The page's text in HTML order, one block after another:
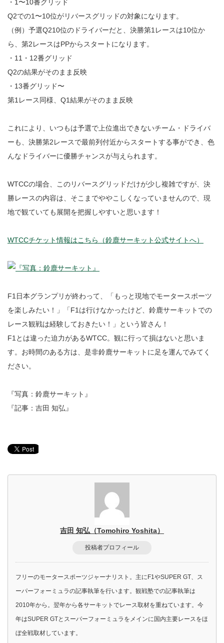
・1〜10番グリッド
Q2での1〜10位がリバースグリッドの対象になります。
（例）予選Q210位のドライバーだと、決勝第1レースは10位か
ら、第2レースはPPからスタートになります。
・11・12番グリッド
Q2の結果がそのまま反映
・13番グリッド〜
第1レース同様、Q1結果がそのまま反映
これにより、いつもは予選で上位進出できないチーム・ドライバ
ーも、決勝第2レースで最前列付近からスタートする事ができ、色
んなドライバーに優勝チャンスが与えられます。
WTCCの場合、このリバースグリッドだけが少し複雑ですが、決
勝レースの内容は、そこまでややこしくなっていませんので、現
地で観ていても展開を把握しやすいと思います！
WTCCチケット情報はこちら（鈴鹿サーキット公式サイトへ）
F1日本グランプリが終わって、「もっと現地でモータースポーツ
を楽しみたい！」「F1は行けなかったけど、鈴鹿サーキットでの
レース観戦は経験しておきたい！」という皆さん！
F1とは違った迫力があるWTCC。観に行って損はないと思いま
す。お時間のある方は、是非鈴鹿サーキットに足を運んでみてく
ださい。
『写真：鈴鹿サーキット』
『記事：吉田 知弘』
吉田 知弘（Tomohiro Yoshita）
投稿者プロフィール
フリーのモータースポーツジャーナリスト。主にF1やSUPER GT、ス
ーパーフォーミュラの記事執筆を行います。観戦塾での記事執筆は
2010年から。翌年から各サーキットでレース取材を重ねています。今
年はSUPER GTとスーパーフォーミュラをメインに国内主要レースをほ
ぼ全戦取材しています。